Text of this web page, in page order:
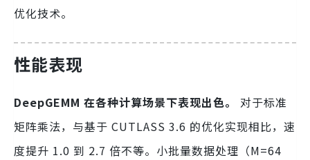
优化技术。
性能表现
DeepGEMM 在各种计算场景下表现出色。
对于标准
矩阵乘法，与基于 CUTLASS 3.6 的优化实现相比，速
度提升 1.0 到 2.7 倍不等。小批量数据处理（M=64